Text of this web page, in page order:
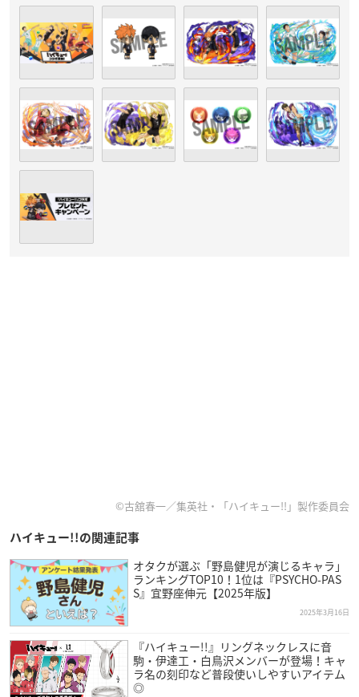
©古舘春一／集英社・「ハイキュー!!」製作委員会
ハイキュー!!の関連記事
オタクが選ぶ「野島健児が演じるキャラ」
ランキングTOP10！1位は『PSYCHO-PAS
S』宜野座伸元【2025年版】
2025年3月16日
『ハイキュー!!』リングネックレスに音
駒・伊達工・白鳥沢メンバーが登場！キャ
ラ名の刻印など普段使いしやすいアイテム
◎